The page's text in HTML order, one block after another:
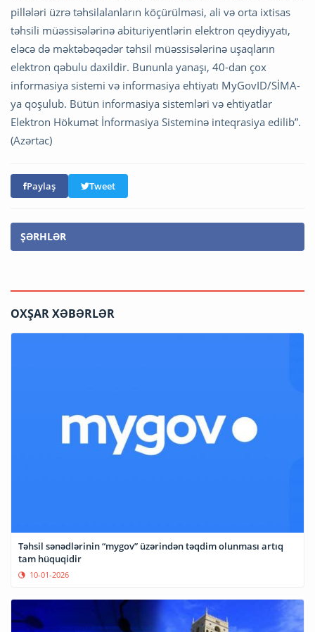
pillələri üzrə təhsilalanların köçürülməsi, ali və orta ixtisas
təhsili müəssisələrinə abituriyentlərin elektron qeydiyyatı,
eləcə də məktəbəqədər təhsil müəssisələrinə uşaqların
elektron qəbulu daxildir. Bununla yanaşı, 40-dan çox
informasiya sistemi və informasiya ehtiyatı MyGovID/SİMA-
ya qoşulub. Bütün informasiya sistemləri və ehtiyatlar
Elektron Hökumət İnformasiya Sisteminə inteqrasiya edilib”.
(Azərtac)
Paylaş Tweet
ŞƏRHLƏR
OXŞAR XƏBƏRLƏR
Təhsil sənədlərinin “mygov” üzərindən təqdim olunması artıq
tam hüquqidir
10-01-2026